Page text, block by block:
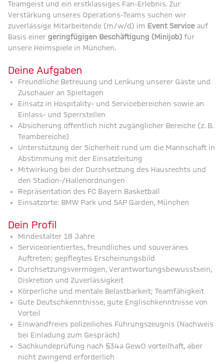
Teamgeist und ein erstklassiges Fan-Erlebnis. Zur
Verstärkung unseres Operations-Teams suchen wir
zuverlässige Mitarbeitende (m/w/d) im Event Service auf
Basis einer geringfügigen Beschäftigung (Minijob) für
unsere Heimspiele in München.
Deine Aufgaben
Freundliche Betreuung und Lenkung unserer Gäste und
Zuschauer an Spieltagen
Einsatz in Hospitality- und Servicebereichen sowie an
Einlass- und Sperrstellen
Absicherung öffentlich nicht zugänglicher Bereiche (z. B.
Teambereiche)
Unterstützung der Sicherheit rund um die Mannschaft in
Abstimmung mit der Einsatzleitung
Mitwirkung bei der Durchsetzung des Hausrechts und
den Stadion-/Hallenordnungen
Repräsentation des FC Bayern Basketball
Einsatzorte: BMW Park und SAP Garden, München
Dein Profil
Mindestalter 18 Jahre
Serviceorientiertes, freundliches und souveränes
Auftreten; gepflegtes Erscheinungsbild
Durchsetzungsvermögen, Verantwortungsbewusstsein,
Diskretion und Zuverlässigkeit
Körperliche und mentale Belastbarkeit; Teamfähigkeit
Gute Deutschkenntnisse, gute Englischkenntnisse von
Vorteil
Einwandfreies polizeiliches Führungszeugnis (Nachweis
bei Einladung zum Gespräch)
Sachkundeprüfung nach §34a GewO vorteilhaft, aber
nicht zwingend erforderlich